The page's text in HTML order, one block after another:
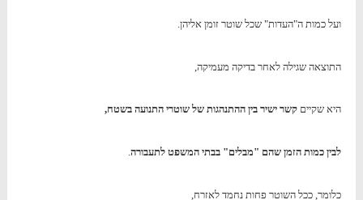
ועל כמות ה"העדות" שכל שוטר זומן אליהן.
התוצאה שגילה לאחר בדיקה מעמיקה,
היא שקייםקשר ישיר בין ההתנהגות של שוטרי התנועה בשטח,
לבין כמות הזמן שהם "מבלים" בבתי המשפט לתעבורה.
כלומר, ככל השוטר פחות נחמד לאזרח,